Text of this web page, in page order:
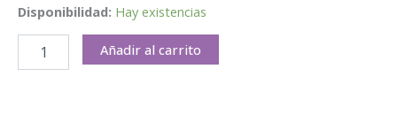
Disponibilidad: Hay existencias
Añadir al carrito